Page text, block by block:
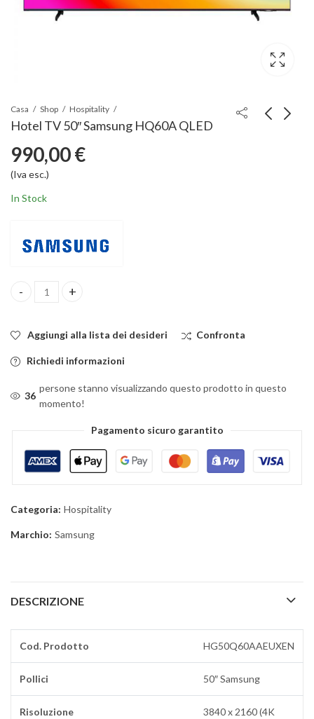
Casa Shop Hospitality
Hotel TV 50″ Samsung HQ60A QLED
990,00€
(Iva esc.)
In Stock
Hotel TV 50" Samsung HQ60A QLED quantità
Aggiungi alla lista dei desideri Confronta
Richiedi informazioni
36
persone stanno visualizzando questo prodotto in questo
momento!
Pagamento sicuro garantito
Categoria: Hospitality
Marchio: Samsung
DESCRIZIONE
Cod. Prodotto HG50Q60AAEUXEN
Pollici 50″ Samsung
Risoluzione
3840 x 2160 (4K